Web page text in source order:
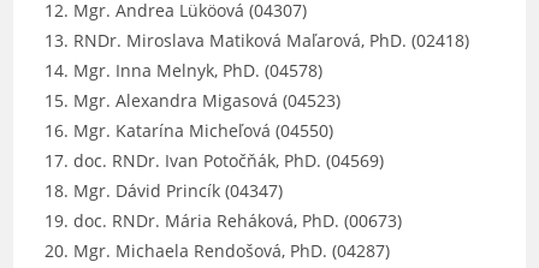
Mgr. Andrea Lüköová (04307)
RNDr. Miroslava Matiková Maľarová, PhD. (02418)
Mgr. Inna Melnyk, PhD. (04578)
Mgr. Alexandra Migasová (04523)
Mgr. Katarína Micheľová (04550)
doc. RNDr. Ivan Potočňák, PhD. (04569)
Mgr. Dávid Princík (04347)
doc. RNDr. Mária Reháková, PhD. (00673)
Mgr. Michaela Rendošová, PhD. (04287)